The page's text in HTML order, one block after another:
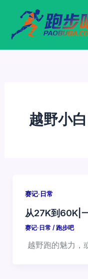
越野小白
赛记·日常
从27K到60K|
赛记·日常 / 跑步吧
越野跑的魅力，